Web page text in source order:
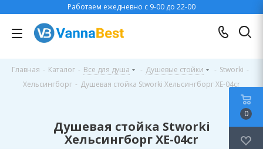
Работаем ежедневно с 9-00 до 22-00
Главная - Каталог - Все для душа - Душевые стойки - Stworki -
Хельсингборг - Душевая стойка Stworki Хельсингборг XE-04cr
Душевая стойка Stworki
Хельсингборг XE-04cr
0